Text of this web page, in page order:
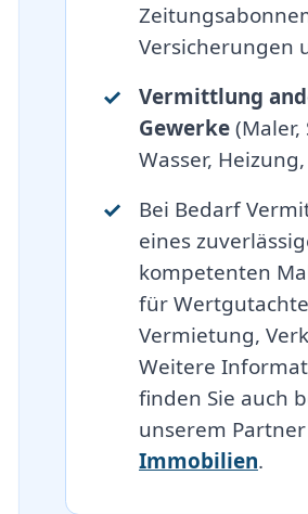
Versicherungen
Vermittlung
Gewerke(Maler,
Wasser,
Bei Bedarf
eines
kompetenten
für
Vermietung,
Weitere
finden Sie auch
unserem Partner
Immobilien.